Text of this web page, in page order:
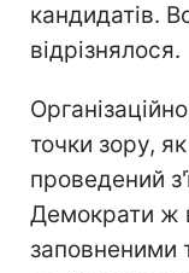
кандидатів.
відрізнялося.
точки зору,
проведений
Демократи ж
заповненими